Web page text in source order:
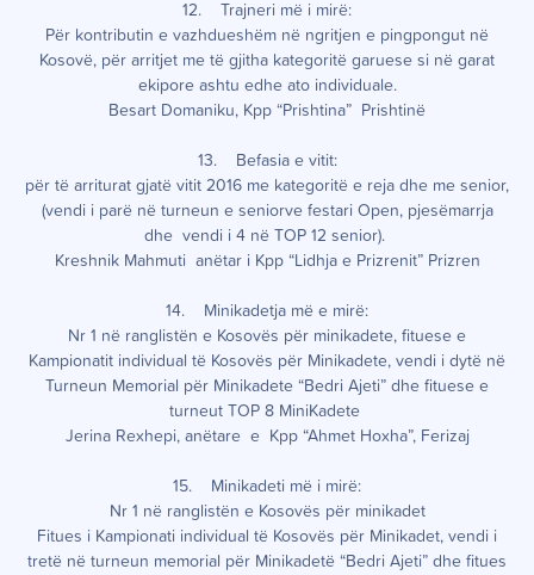
12. Trajneri më i mirë:
Për kontributin e vazhdueshëm në ngritjen e pingpongut në
Kosovë, për arritjet me të gjitha kategoritë garuese si në garat
ekipore ashtu edhe ato individuale.
Besart Domaniku, Kpp “Prishtina” Prishtinë
13. Befasia e vitit:
për të arriturat gjatë vitit 2016 me kategoritë e reja dhe me senior,
(vendi i parë në turneun e seniorve festari Open, pjesëmarrja
dhe vendi i 4 në TOP 12 senior).
Kreshnik Mahmuti anëtar i Kpp “Lidhja e Prizrenit” Prizren
14. Minikadetja më e mirë:
Nr 1 në ranglistën e Kosovës për minikadete, fituese e
Kampionatit individual të Kosovës për Minikadete, vendi i dytë në
Turneun Memorial për Minikadete “Bedri Ajeti” dhe fituese e
turneut TOP 8 MiniKadete
Jerina Rexhepi, anëtare e Kpp “Ahmet Hoxha”, Ferizaj
15. Minikadeti më i mirë:
Nr 1 në ranglistën e Kosovës për minikadet
Fitues i Kampionati individual të Kosovës për Minikadet, vendi i
tretë në turneun memorial për Minikadetë “Bedri Ajeti” dhe fitues